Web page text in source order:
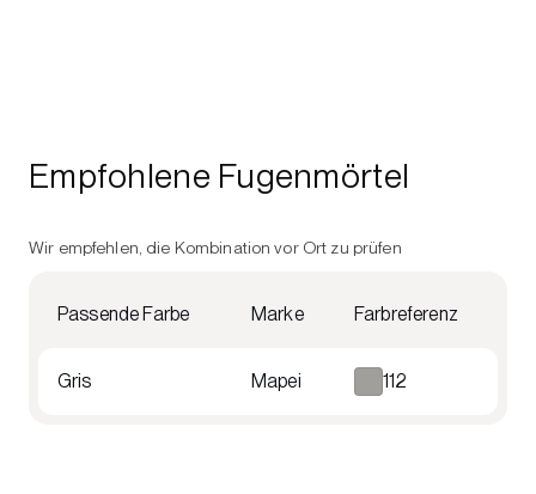
Empfohlene Fugenmörtel
Wir empfehlen, die Kombination vor Ort zu prüfen
Passende Farbe Marke Farbreferenz
Gris Mapei 112